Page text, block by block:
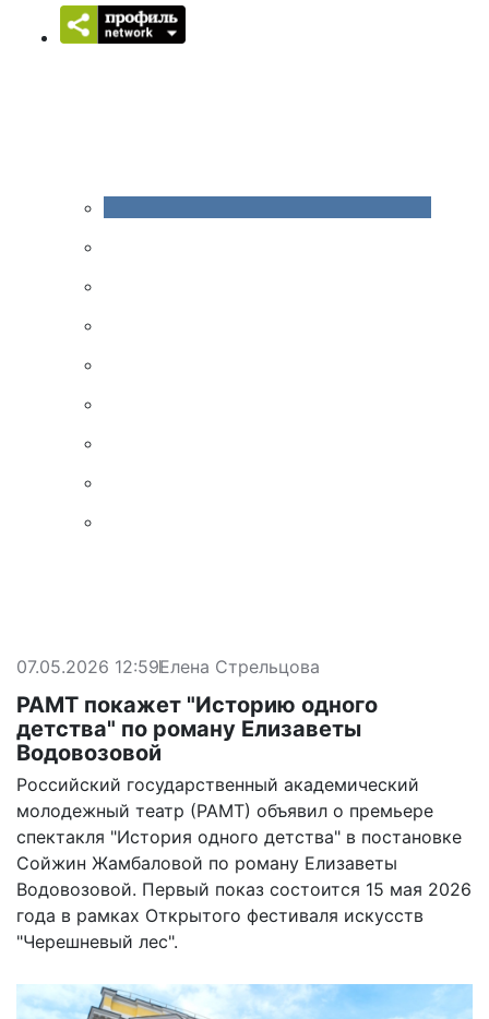
07.05.2026 12:59Елена Стрельцова
РАМТ покажет "Историю одного
детства" по роману Елизаветы
Водовозовой
Российский государственный академический
молодежный театр (РАМТ) объявил о премьере
спектакля "История одного детства" в постановке
Сойжин Жамбаловой по роману Елизаветы
Водовозовой. Первый показ состоится 15 мая 2026
года в рамках Открытого фестиваля искусств
"Черешневый лес".